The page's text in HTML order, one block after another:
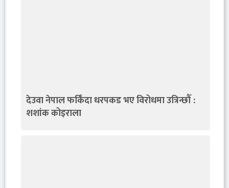
देउवा नेपाल फर्किंदा धरपकड भए विरोधमा उत्रिन्छौँ :
शशांक कोइराला